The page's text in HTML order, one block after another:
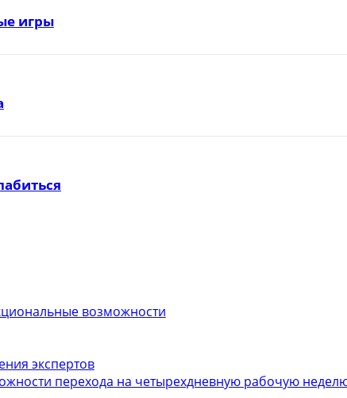
игры
возможности
экспертов
перехода на четырехдневную рабочую